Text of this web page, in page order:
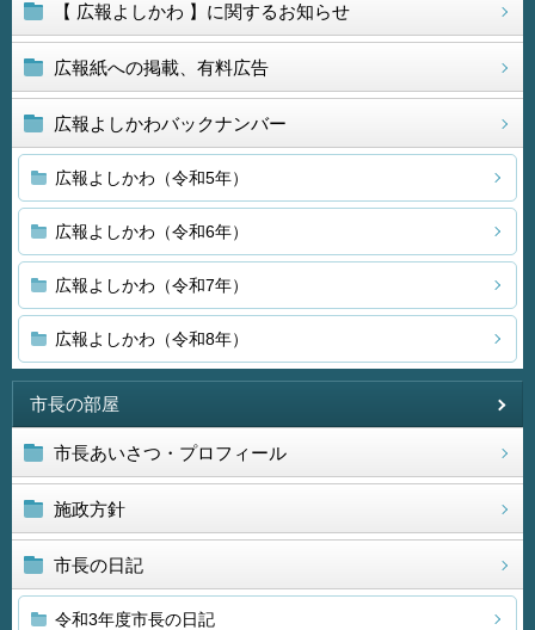
【 広報よしかわ 】に関するお知らせ
広報紙への掲載、有料広告
広報よしかわバックナンバー
広報よしかわ（令和5年）
広報よしかわ（令和6年）
広報よしかわ（令和7年）
広報よしかわ（令和8年）
市長の部屋
市長あいさつ・プロフィール
施政方針
市長の日記
令和3年度市長の日記